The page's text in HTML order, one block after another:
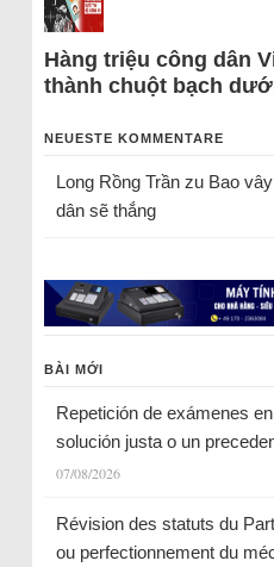
Hàng triệu công dân
thành chuột bạch
NEUESTE KOMMENTARE
Long Rồng Trầnzu Bao
dân sẽ thắng
BÀI MỚI
Repetición de exámenes
solución justa o un
07/08/2026
Révision des statuts du
ou perfectionnement du